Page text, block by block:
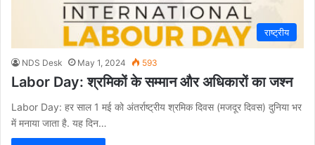
राष्ट्रीय
NDS Desk May 1, 2024 593
Labor Day: श्रमिकों के सम्मान और अधिकारों का जश्न
Labor Day: हर साल 1 मई को अंतर्राष्ट्रीय श्रमिक दिवस (मजदूर दिवस) दुनिया भर
में मनाया जाता है. यह दिन…